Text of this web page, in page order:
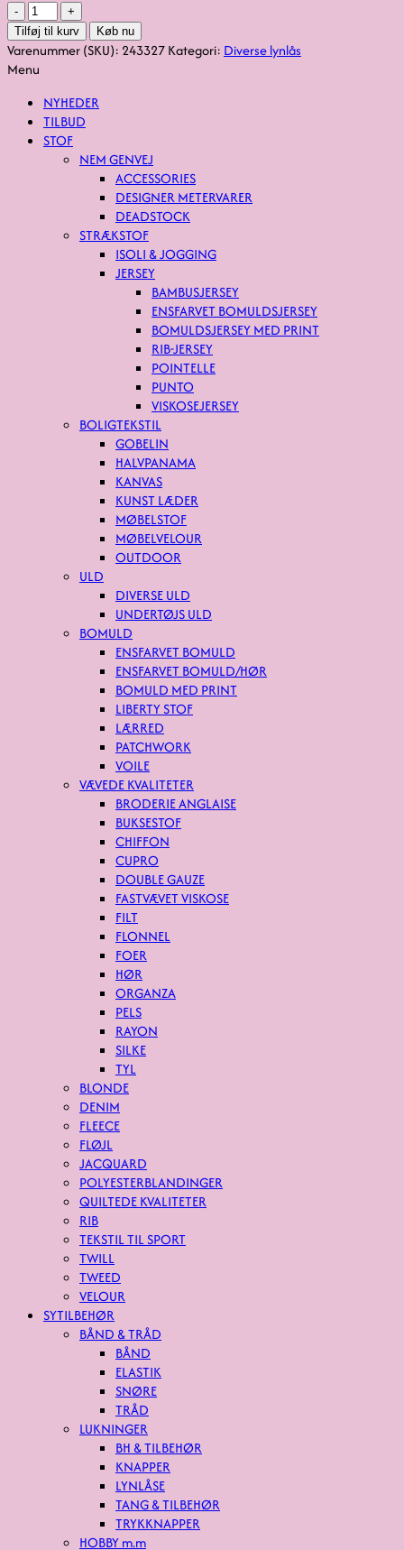
YKK
antik
m.
kuglestang,
delbar
i
sand,
Tilføj til kurv Køb nu
Varenummer (SKU): 243327Kategori: Diverse lynlås
Menu
NYHEDER
TILBUD
STOF
NEM GENVEJ
ACCESSORIES
DESIGNER METERVARER
DEADSTOCK
STRÆKSTOF
ISOLI & JOGGING
JERSEY
BAMBUSJERSEY
ENSFARVET BOMULDSJERSEY
BOMULDSJERSEY MED PRINT
RIB-JERSEY
POINTELLE
PUNTO
VISKOSEJERSEY
BOLIGTEKSTIL
GOBELIN
HALVPANAMA
KANVAS
KUNST LÆDER
MØBELSTOF
MØBELVELOUR
OUTDOOR
ULD
DIVERSE ULD
UNDERTØJS ULD
BOMULD
ENSFARVET BOMULD
ENSFARVET BOMULD/HØR
BOMULD MED PRINT
LIBERTY STOF
LÆRRED
PATCHWORK
VOILE
VÆVEDE KVALITETER
BRODERIE ANGLAISE
BUKSESTOF
CHIFFON
CUPRO
DOUBLE GAUZE
FASTVÆVET VISKOSE
FILT
FLONNEL
FOER
HØR
ORGANZA
PELS
RAYON
SILKE
TYL
BLONDE
DENIM
FLEECE
FLØJL
JACQUARD
POLYESTERBLANDINGER
QUILTEDE KVALITETER
RIB
TEKSTIL TIL SPORT
TWILL
TWEED
VELOUR
SYTILBEHØR
BÅND & TRÅD
BÅND
ELASTIK
SNØRE
TRÅD
LUKNINGER
BH & TILBEHØR
KNAPPER
LYNLÅSE
TANG & TILBEHØR
TRYKKNAPPER
HOBBY m.m